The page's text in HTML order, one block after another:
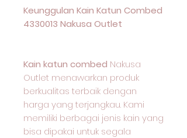
Keunggulan Kain Katun Combed
4330013 Nakusa Outlet
Kain katun combed Nakusa
Outlet menawarkan produk
berkualitas terbaik dengan
harga yang terjangkau. Kami
memiliki berbagai jenis kain yang
bisa dipakai untuk segala